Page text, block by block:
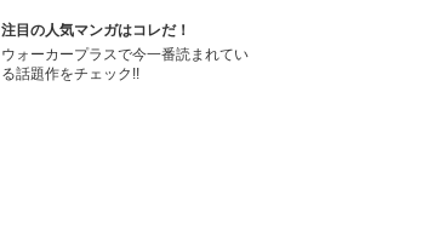
注目の人気マンガはコレだ！
ウォーカープラスで今一番読まれてい
る話題作をチェック!!